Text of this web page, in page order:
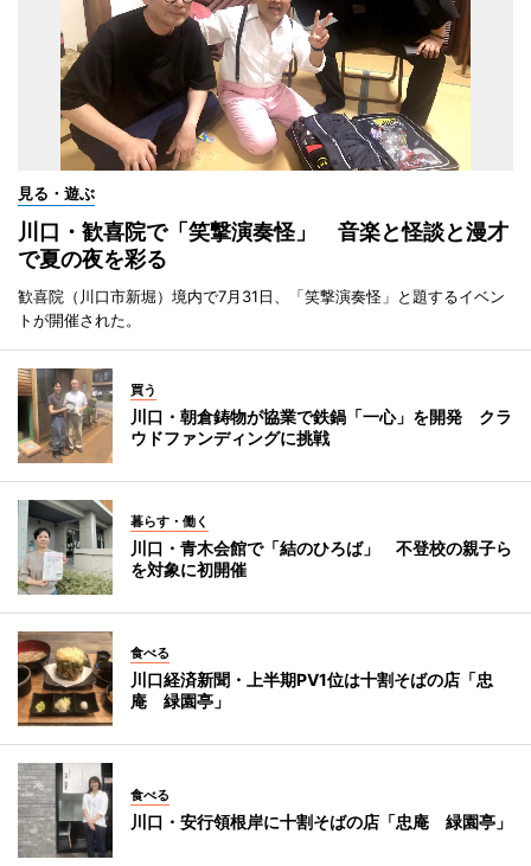
見る・遊ぶ
川口・歓喜院で「笑撃演奏怪」 音楽と怪談と漫才
で夏の夜を彩る
歓喜院（川口市新堀）境内で7月31日、「笑撃演奏怪」と題するイベン
トが開催された。
買う
川口・朝倉鋳物が協業で鉄鍋「一心」を開発 クラ
ウドファンディングに挑戦
暮らす・働く
川口・青木会館で「結のひろば」 不登校の親子ら
を対象に初開催
食べる
川口経済新聞・上半期PV1位は十割そばの店「忠
庵 緑園亭」
食べる
川口・安行領根岸に十割そばの店「忠庵 緑園亭」